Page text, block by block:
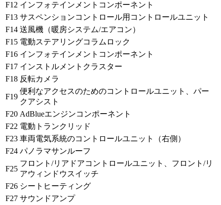
F12 インフォテインメントコンポーネント
F13 サスペンションコントロール用コントロールユニット
F14 送風機（暖房システム/エアコン）
F15 電動ステアリングコラムロック
F16 インフォテインメントコンポーネント
F17 インストルメントクラスター
F18 反転カメラ
F19
便利なアクセスのためのコントロールユニット、パー
クアシスト
F20 AdBlueエンジンコンポーネント
F22 電動トランクリッド
F23 車両電気系統のコントロールユニット（右側）
F24 パノラマサンルーフ
F25
フロント/リアドアコントロールユニット、フロント/リ
アウィンドウスイッチ
F26 シートヒーティング
F27 サウンドアンプ